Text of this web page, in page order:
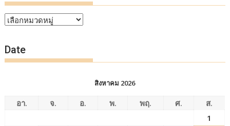
หัวข้อ
Date
สิงหาคม 2026
อา. จ. อ. พ. พฤ. ศ.
ส.
1